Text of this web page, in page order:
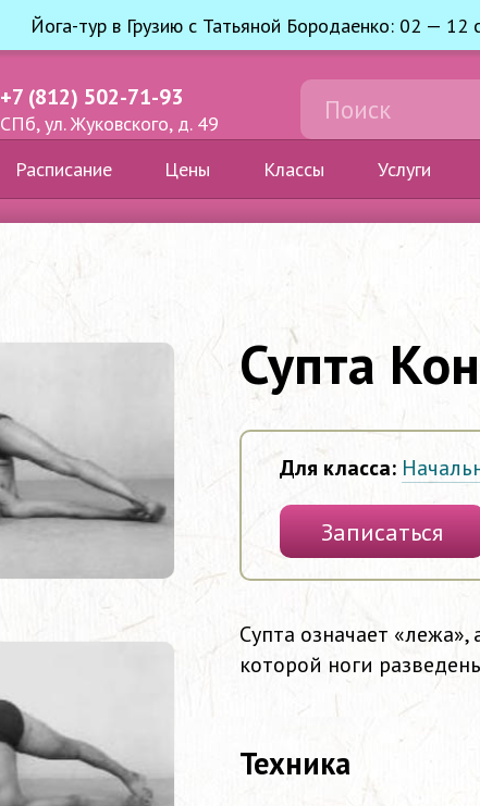
Йога-тур в Грузию с Татьяной Бородаенко: 02 — 12
+7 (812) 502-71-93
СПб, ул. Жуковского, д. 49
Расписание Цены Классы Услуги
Супта
Для класса:
Записаться
Супта означает
которой ноги
Техника